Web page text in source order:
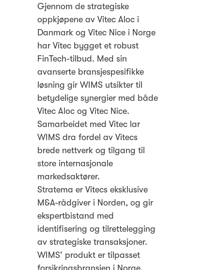
Gjennom de strategiske
oppkjøpene av Vitec Aloc i
Danmark og Vitec Nice i Norge
har Vitec bygget et robust
FinTech-tilbud. Med sin
avanserte bransjespesifikke
løsning gir WIMS utsikter til
betydelige synergier med både
Vitec Aloc og Vitec Nice.
Samarbeidet med Vitec lar
WIMS dra fordel av Vitecs
brede nettverk og tilgang til
store internasjonale
markedsaktører.
Stratema er Vitecs eksklusive
M&A-rådgiver i Norden, og gir
ekspertbistand med
identifisering og tilrettelegging
av strategiske transaksjoner.
WIMS’ produkt er tilpasset
forsikringsbransjen i Norge,